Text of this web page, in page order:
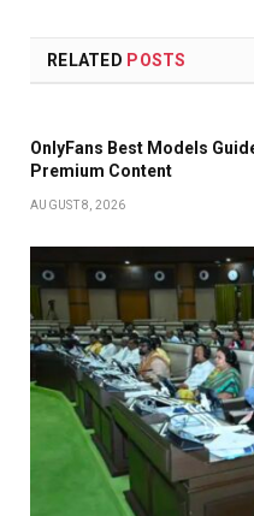
RELATED POSTS
OnlyFans Best Models
Premium Content
AUGUST 8, 2026